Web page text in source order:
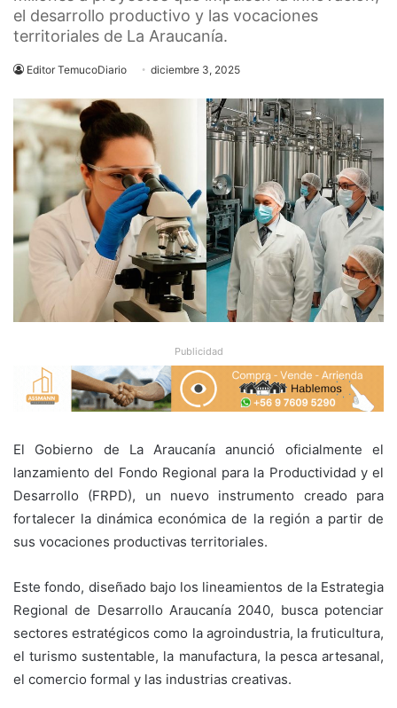
el desarrollo productivo y las vocaciones
territoriales de La Araucanía.
Editor TemucoDiario diciembre 3, 2025
Publicidad
El Gobierno de La Araucanía anunció oficialmente el
lanzamiento del Fondo Regional para la Productividad y el
Desarrollo (FRPD), un nuevo instrumento creado para
fortalecer la dinámica económica de la región a partir de
sus vocaciones productivas territoriales.
Este fondo, diseñado bajo los lineamientos de la Estrategia
Regional de Desarrollo Araucanía 2040, busca potenciar
sectores estratégicos como la agroindustria, la fruticultura,
el turismo sustentable, la manufactura, la pesca artesanal,
el comercio formal y las industrias creativas.